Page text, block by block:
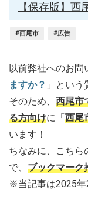
【保存版】西
#西尾市 #広告
以前弊社へのお問
ますか？ 」という
そのため、 西尾市
る方向けに「西尾
います！
ちなみに、こちら
で、 ブックマーク
※当記事は2025年